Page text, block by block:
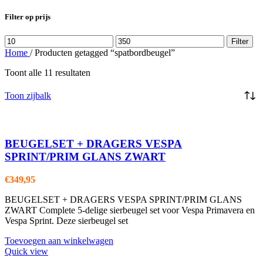
Filter op prijs
Min.
prijs
Max.
prijs
Filter
Home / Producten getagged “spatbordbeugel”
Toont alle 11 resultaten
Toon zijbalk
BEUGELSET + DRAGERS VESPA
SPRINT/PRIM GLANS ZWART
€349,95
BEUGELSET + DRAGERS VESPA SPRINT/PRIM GLANS
ZWART Complete 5-delige sierbeugel set voor Vespa Primavera en
Vespa Sprint. Deze sierbeugel set
Toevoegen aan winkelwagen
Quick view